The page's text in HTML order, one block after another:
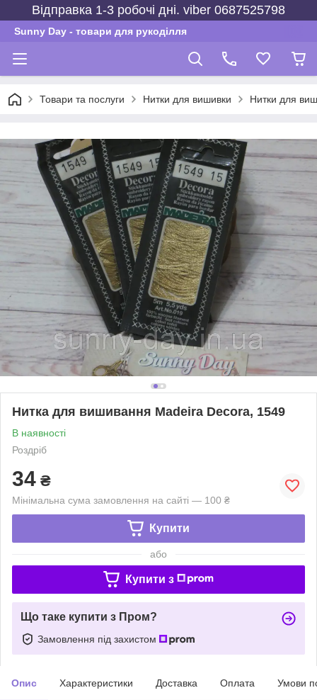
Відправка 1-3 робочі дні. viber 0687525798
Sunny Day - товари для рукоділля
Товари та послуги Нитки для вишивки Нитки для
Нитка для вишивання Madeira Decora, 1549
В наявності
Роздріб
34 ₴
Мінімальна сума замовлення на сайті — 100 ₴
Купити
або
Купити з
Що таке купити з Пром?
Замовлення під захистом
Опис Характеристики Доставка Оплата Умови